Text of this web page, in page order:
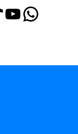
Youtube WhatsApp